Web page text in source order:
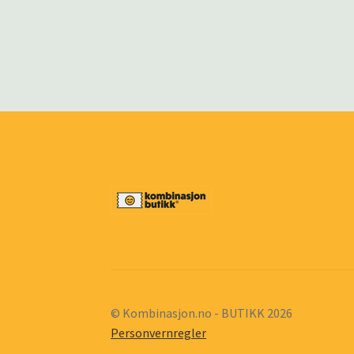
© Kombinasjon.no - BUTIKK 2026
Personvernregler